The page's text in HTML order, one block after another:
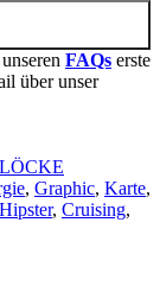
FAQs erste
über unser
, Graphic, Karte,
Hipster, Cruising,